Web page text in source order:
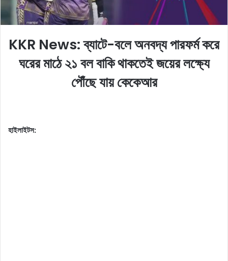
KKR News: ব্যাটে-বলে অনবদ্য পারফর্ম করে
ঘরের মাঠে ২১ বল বাকি থাকতেই জয়ের লক্ষ্যে
পৌঁছে যায় কেকেআর
হাইলাইটস: